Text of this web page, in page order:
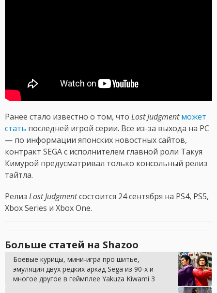
Ранее стало известно о том, что Lost Judgment может
стать последней игрой серии. Все из-за выхода на PC
— по информации японских новостных сайтов,
контракт SEGA с исполнителем главной роли Такуя
Кимурой предусматривал только консольный релиз
тайтла.
Релиз Lost Judgmentсостоится 24 сентября на PS4, PS5,
Xbox Series и Xbox One.
Больше статей на Shazoo
Боевые курицы, мини-игра про шитье,
эмуляция двух редких аркад Sega из 90-х и
многое другое в геймплее Yakuza Kiwami 3